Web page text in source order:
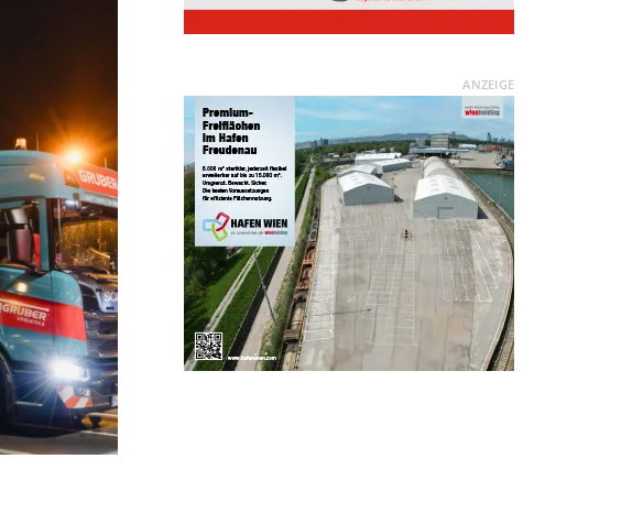
ANZEIGE